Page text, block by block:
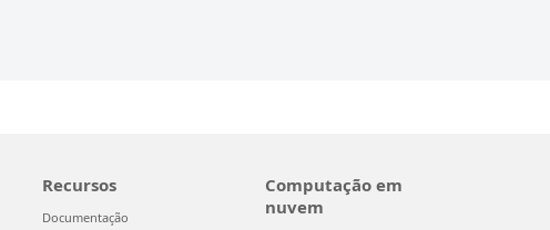
Recursos
Documentação
Computação em
nuvem